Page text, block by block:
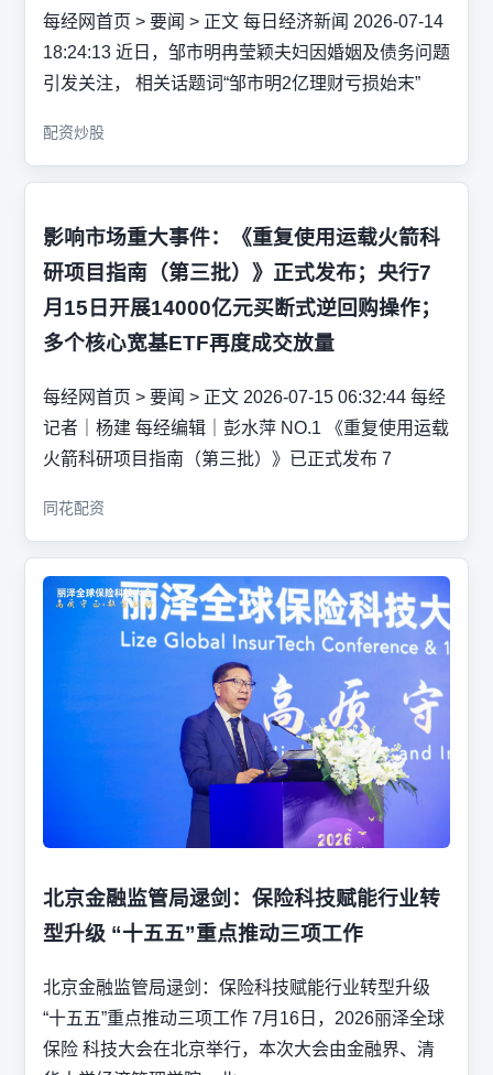
每经网首页 > 要闻 > 正文 每日经济新闻 2026-07-14
18:24:13 近日，邹市明冉莹颖夫妇因婚姻及债务问题
引发关注， 相关话题词“邹市明2亿理财亏损始末”
配资炒股
影响市场重大事件：《重复使用运载火箭科
研项目指南（第三批）》正式发布；央行7
月15日开展14000亿元买断式逆回购操作；
多个核心宽基ETF再度成交放量
每经网首页 > 要闻 > 正文 2026-07-15 06:32:44 每经
记者｜杨建 每经编辑｜彭水萍 NO.1 《重复使用运载
火箭科研项目指南（第三批）》已正式发布 7
同花配资
北京金融监管局逯剑：保险科技赋能行业转
型升级 “十五五”重点推动三项工作
北京金融监管局逯剑：保险科技赋能行业转型升级
“十五五”重点推动三项工作 7月16日，2026丽泽全球
保险 科技大会在北京举行，本次大会由金融界、清